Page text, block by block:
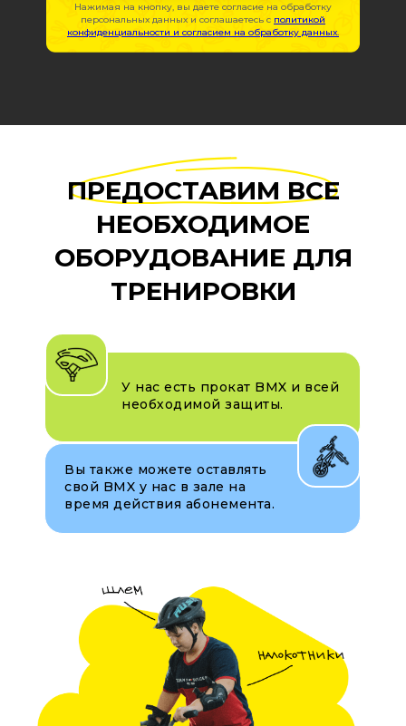
Нажимая на кнопку, вы даете согласие на обработку
персональных данных и соглашаетесь c политикой
конфиденциальности и согласием на обработку данных.
ПРЕДОСТАВИМ ВСЕ
НЕОБХОДИМОЕ
ОБОРУДОВАНИЕ ДЛЯ
ТРЕНИРОВКИ
У нас есть прокат BMX и всей
необходимой защиты.
Вы также можете оставлять
свой BMX у нас в зале на
время действия абонемента.